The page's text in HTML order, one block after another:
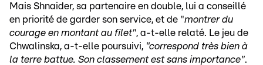
Mais Shnaider, sa partenaire en double, lui a conseillé
en priorité de garder son service, et de "montrer du
courage en montant au filet", a-t-elle relaté. Le jeu de
Chwalinska, a-t-elle poursuivi, "correspond très bien à
la terre battue. Son classement est sans importance".